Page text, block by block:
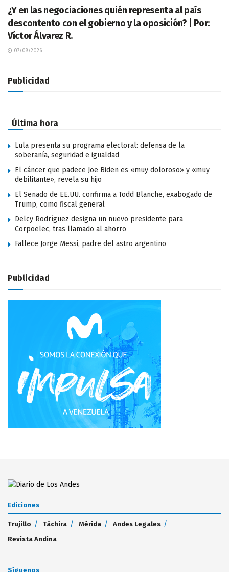
¿Y en las negociaciones quién representa al país
descontento con el gobierno y la oposición? | Por:
Víctor Álvarez R.
07/08/2026
Publicidad
Última hora
Lula presenta su programa electoral: defensa de la
soberanía, seguridad e igualdad
El cáncer que padece Joe Biden es «muy doloroso» y «muy
debilitante», revela su hijo
El Senado de EE.UU. confirma a Todd Blanche, exabogado de
Trump, como fiscal general
Delcy Rodríguez designa un nuevo presidente para
Corpoelec, tras llamado al ahorro
Fallece Jorge Messi, padre del astro argentino
Publicidad
Ediciones
Trujillo Táchira Mérida
Andes Legales
Revista Andina
Síguenos